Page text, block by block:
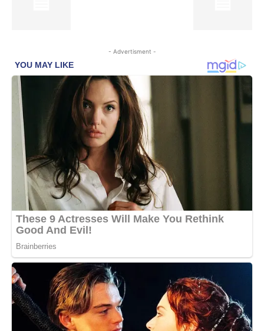
- Advertisment -